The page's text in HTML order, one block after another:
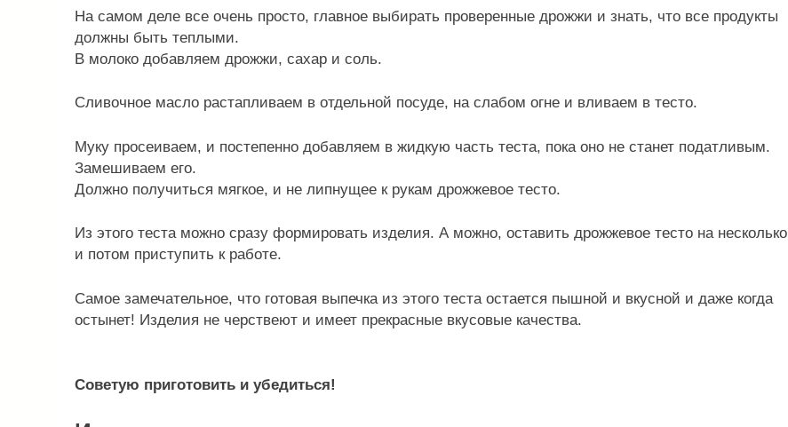
На самом деле все очень просто, главное выбирать проверенные дрожжи и знать, что все продукты
должны быть теплыми.
В молоко добавляем дрожжи, сахар и соль.
Сливочное масло растапливаем в отдельной посуде, на слабом огне и вливаем в тесто.
Муку просеиваем, и постепенно добавляем в жидкую часть теста, пока оно не станет податливым.
Замешиваем его.
Должно получиться мягкое, и не липнущее к рукам дрожжевое тесто.
Из этого теста можно сразу формировать изделия. А можно, оставить дрожжевое тесто на несколько
и потом приступить к работе.
Самое замечательное, что готовая выпечка из этого теста остается пышной и вкусной и даже когда
остынет! Изделия не черствеют и имеет прекрасные вкусовые качества.
Советую приготовить и убедиться!